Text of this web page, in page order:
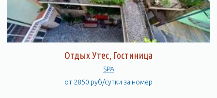
Отдых Утес, Гостиница
SPA
от 2850 руб/сутки за номер